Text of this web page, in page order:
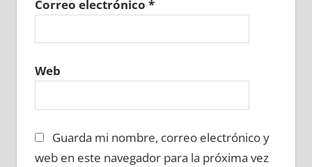
Correo electrónico *
Web
Guarda mi nombre, correo electrónico y
web en este navegador para la próxima vez